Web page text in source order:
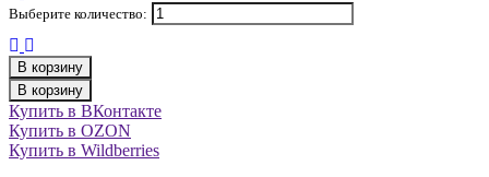
Выберите количество:
В корзину
В корзину
Купить в ВКонтакте
Купить в OZON
Купить в Wildberries